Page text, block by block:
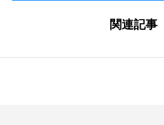
関連記事